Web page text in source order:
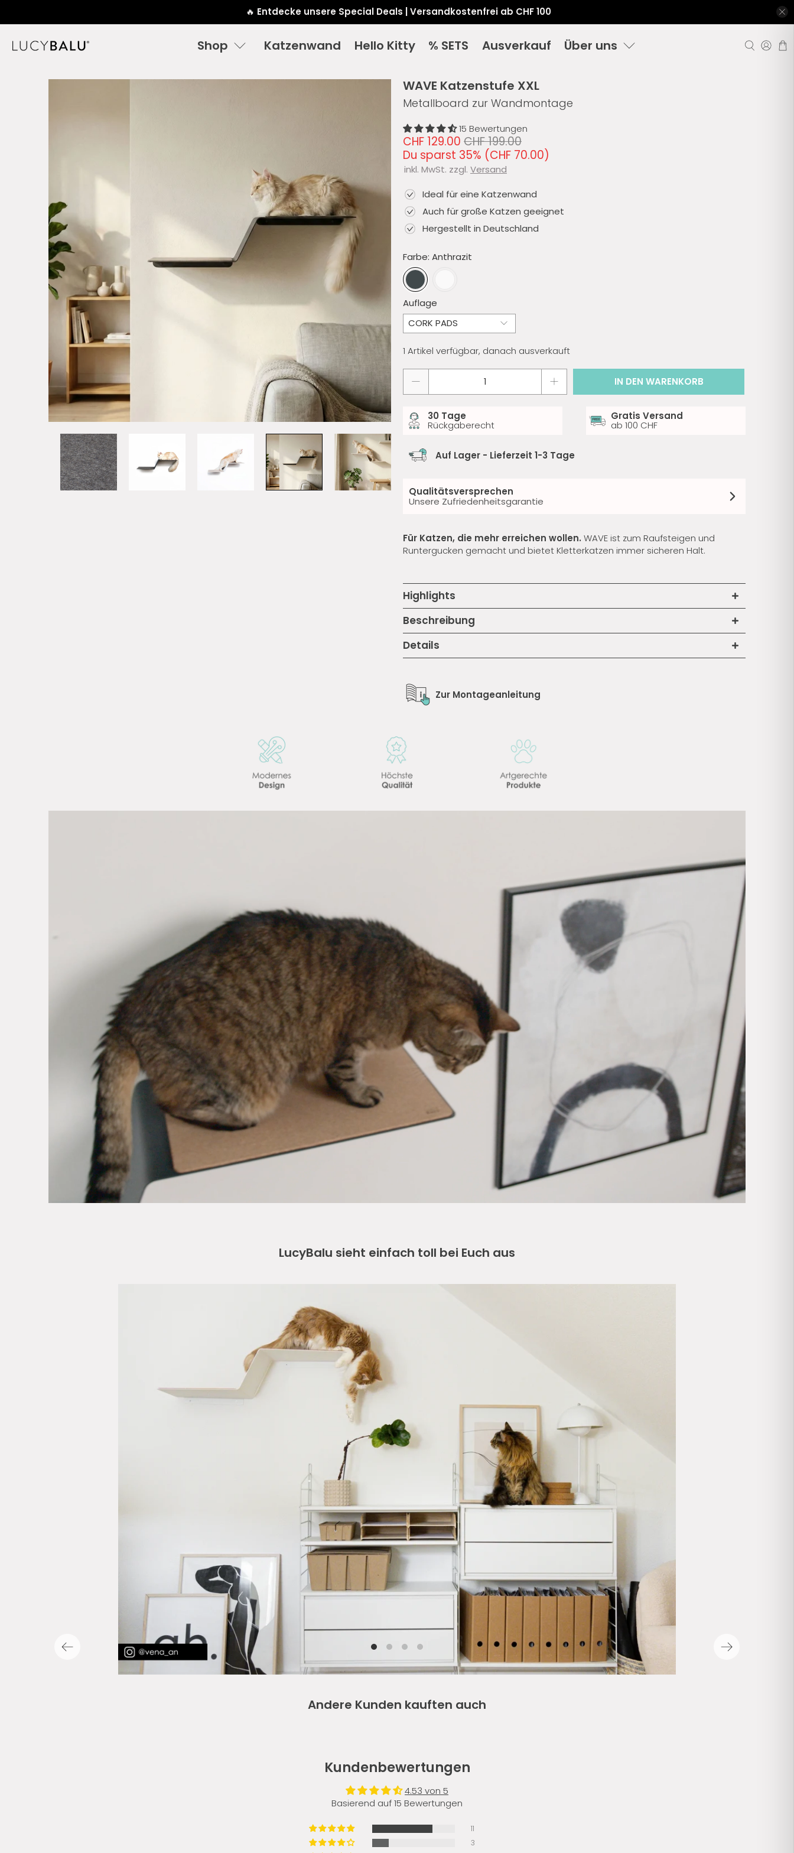
🔥 Entdecke unsere Special Deals | Versandkostenfrei ab CHF 100
Shop Katzenwand Hello Kitty % SETS Ausverkauf Über uns
WAVE Katzenstufe XXL
Metallboard zur Wandmontage
15 Bewertungen
CHF 129.00 CHF 199.00
Du sparst 35% (CHF 70.00)
inkl. MwSt. zzgl. Versand
Ideal für eine Katzenwand
Auch für große Katzen geeignet
Hergestellt in Deutschland
Farbe: Anthrazit
Auflage
1 Artikel verfügbar, danach ausverkauft
IN DEN WARENKORB
30 Tage
Rückgaberecht
Gratis Versand
ab 100 CHF
Auf Lager - Lieferzeit 1-3 Tage
Qualitätsversprechen
Unsere Zufriedenheitsgarantie
Für Katzen, die mehr erreichen wollen. WAVE ist zum Raufsteigen und
Runtergucken gemacht und bietet Kletterkatzen immer sicheren Halt.
Highlights
Beschreibung
Details
Zur Montageanleitung
LucyBalu sieht einfach toll bei Euch aus
Andere Kunden kauften auch
Kundenbewertungen
4.53 von 5
Basierend auf 15 Bewertungen
11
3